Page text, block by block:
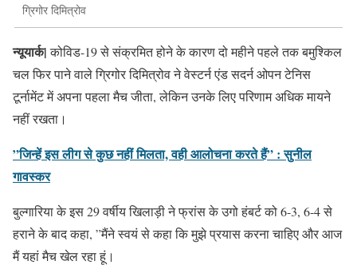
ग्रिगोर दिमित्रोव
न्यूयार्क|कोविड-19 से संक्रमित होने के कारण दो महीने पहले तक बमुश्किल
चल फिर पाने वाले ग्रिगोर दिमित्रोव ने वेस्टर्न एंड सदर्न ओपन टेनिस
टूर्नामेंट में अपना पहला मैच जीता, लेकिन उनके लिए परिणाम अधिक मायने
नहीं रखता।
”जिन्हें इस लीग से कुछ नहीं मिलता, वही आलोचना करते हैं” : सुनील
गावस्कर
बुल्गारिया के इस 29 वर्षीय खिलाड़ी ने फ्रांस के उगो हंबर्ट को 6-3, 6-4 से
हराने के बाद कहा, ”मैंने स्वयं से कहा कि मुझे प्रयास करना चाहिए और आज
मैं यहां मैच खेल रहा हूं।